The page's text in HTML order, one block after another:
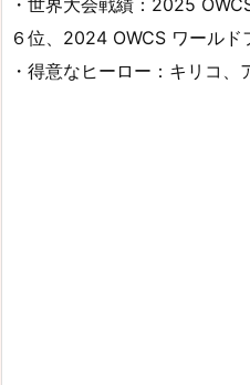
６位、2024 OWCS ワールド
・得意なヒーロー：キリコ、